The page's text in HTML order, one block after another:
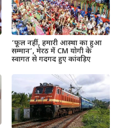
‘फूल नहीं, हमारी आस्था का हुआ
सम्मान’, मेरठ में CM योगी के
स्वागत से गदगद हुए कांवड़िए